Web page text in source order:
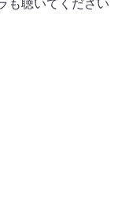
も聴いてください